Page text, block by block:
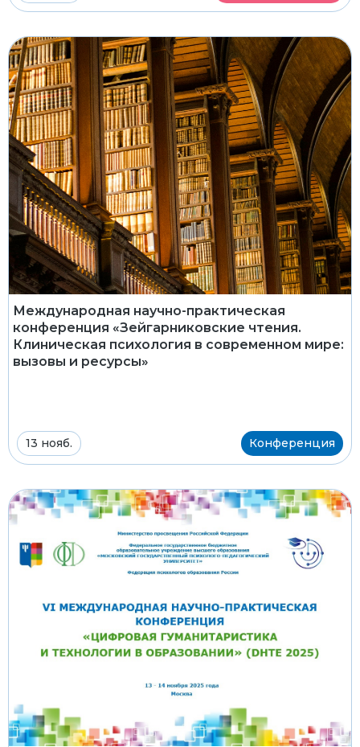
Международная научно-практическая
конференция «Зейгарниковские чтения.
Клиническая психология в современном мире:
вызовы и ресурсы»
13 нояб. Конференция